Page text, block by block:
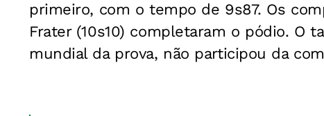
primeiro, com o tempo de 9s87. Os
Frater (10s10) completaram o pódio. O
mundial da prova, não participou da